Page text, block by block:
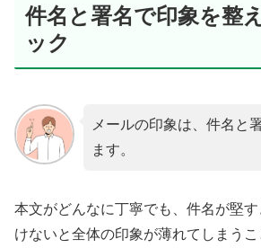
件名と署名で印象を整
ック
メールの印象は、件名と
ます。
本文がどんなに丁寧でも、件名が堅
けないと全体の印象が薄れてしまうこ